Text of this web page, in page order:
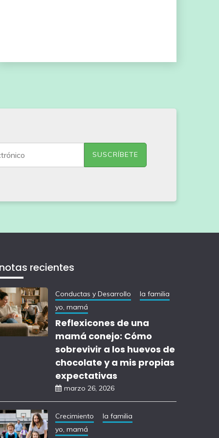
recientes
Conductas y Desarrollo
la familia
yo, mamá
Reflexicones de una
mamá conejo: Cómo
sobrevivir a los huevos de
chocolate y a mis propias
expectativas
marzo 26, 2026
Crecimiento
la familia
yo, mamá